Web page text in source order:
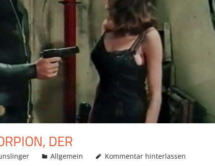
DER
Allgemein Kommentar hinterlassen